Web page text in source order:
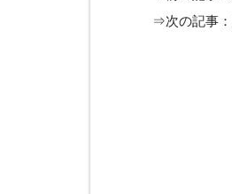
⇒次の記事：